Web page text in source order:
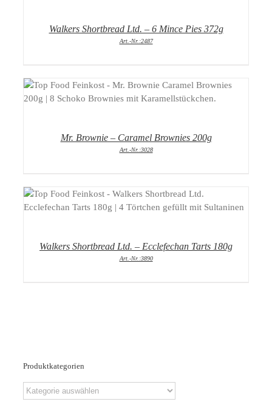
Walkers Shortbread Ltd. – 6 Mince Pies 372g
Art.-Nr.:2487
DETAILS
Mr. Brownie – Caramel Brownies 200g
Art.-Nr.:3028
DETAILS
Walkers Shortbread Ltd. – Ecclefechan Tarts 180g
Art.-Nr.:3890
Produktkategorien